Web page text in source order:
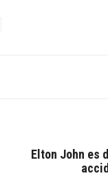
Elton John es